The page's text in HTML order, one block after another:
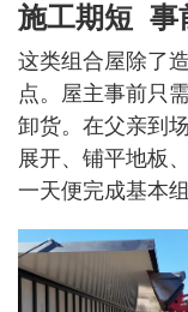
施工期短 事
这类组合屋除了
点。屋主事前只
卸货。在父亲到
展开、铺平地板
一天便完成基本